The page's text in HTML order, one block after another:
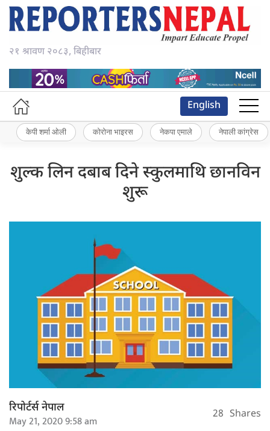
२१ श्रावण २०८३, बिहीबार
English
केपी शर्मा ओली कोरोना भाइरस नेकपा एमाले नेपाली कांग्रेस
शुल्क लिन दबाब दिने स्कुलमाथि छानविन
शुरू
रिपोर्टर्स नेपाल
May 21, 2020 9:58 am 28 Shares